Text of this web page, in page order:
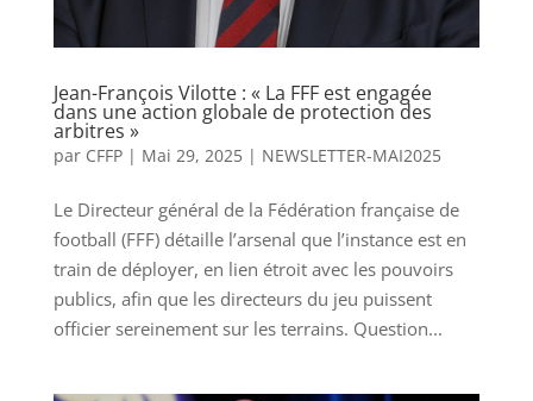
Jean-François Vilotte : « La FFF est engagée
dans une action globale de protection des
arbitres »
par CFFP| Mai 29, 2025| NEWSLETTER-MAI2025
Le Directeur général de la Fédération française de
football (FFF) détaille l’arsenal que l’instance est en
train de déployer, en lien étroit avec les pouvoirs
publics, afin que les directeurs du jeu puissent
officier sereinement sur les terrains. Question...